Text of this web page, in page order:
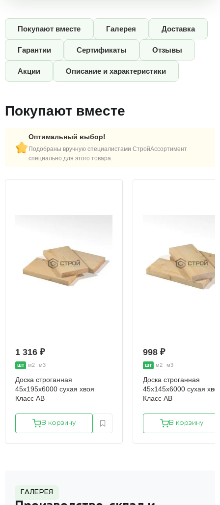
Покупают вместе Галерея Доставка
Гарантии Сертификаты Отзывы
Акции Описание и характеристики
Покупают вместе
Оптимальный выбор!
Подобраны вручную специалистами СтройАссортимент
специально для этого товара.
1 316 ₽
шт м2 м3
Доска строганная
45х195х6000 сухая хвоя
Класс АВ
В корзину
998 ₽
шт м2 м3
Доска строганная
45х145х6000 сухая
Класс АВ
В корзину
ГАЛЕРЕЯ